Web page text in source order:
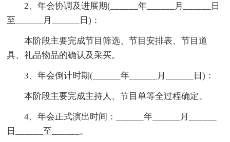
2、年会协调及进展期(______年______月______日
至______月______日)：
本阶段主要完成节目筛选、节目安排表、节目道
具、礼品物品的确认及采买。
3、年会倒计时期(______年______月______日)：
本阶段主要完成主持人、节目单等全过程确定。
4、年会正式演出时间：______年______月______
日______至______。